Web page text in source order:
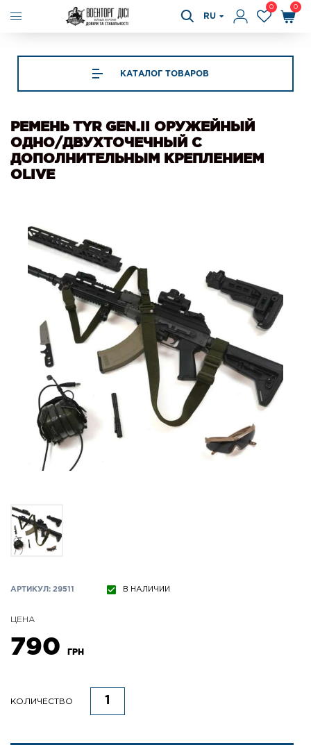
RU
0 0
КАТАЛОГ ТОВАРОВ
РЕМЕНЬ TYR GEN.II ОРУЖЕЙНЫЙ
ОДНО/ДВУХТОЧЕЧНЫЙ С
ДОПОЛНИТЕЛЬНЫМ КРЕПЛЕНИЕМ
OLIVE
АРТИКУЛ: 29511 В НАЛИЧИИ
ЦЕНА
790 ГРН
КОЛИЧЕСТВО